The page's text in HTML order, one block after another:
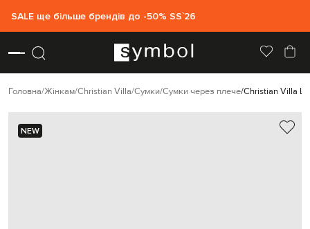
SALE ще більше брендів до -50% SS`26
Головна Жінкам Christian Villa Сумки Сумки через плече Christian Villa
NEW